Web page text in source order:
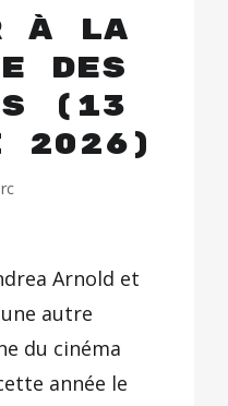
à la
des
(13
2026)
Arnold et
autre
du cinéma
année le